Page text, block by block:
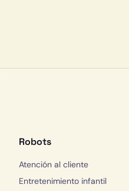
Robots
Atención al cliente
Entretenimiento infantil